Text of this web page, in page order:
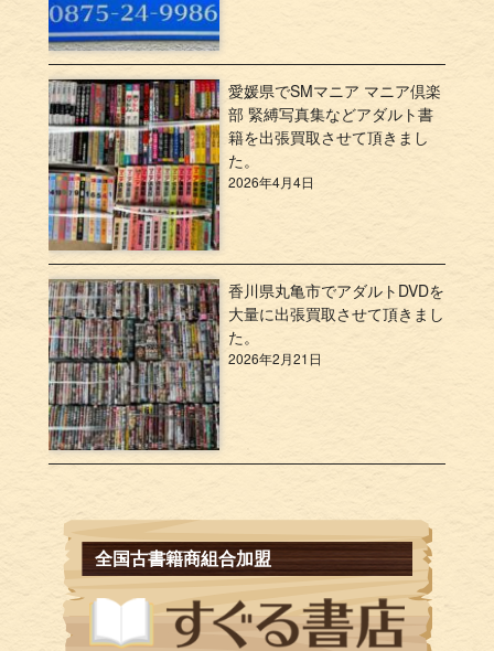
愛媛県でSMマニア マニア倶楽
部 緊縛写真集などアダルト書
籍を出張買取させて頂きまし
た。
2026年4月4日
香川県丸亀市でアダルトDVDを
大量に出張買取させて頂きまし
た。
2026年2月21日
全国古書籍商組合加盟